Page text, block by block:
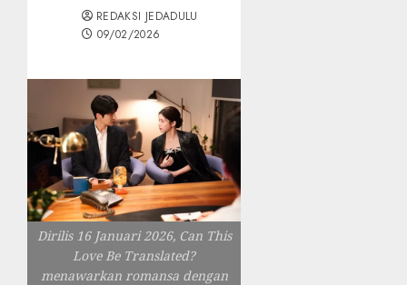
REDAKSI JEDADULU
09/02/2026
Dirilis 16 Januari 2026, Can This
Love Be Translated?
menawarkan romansa dengan